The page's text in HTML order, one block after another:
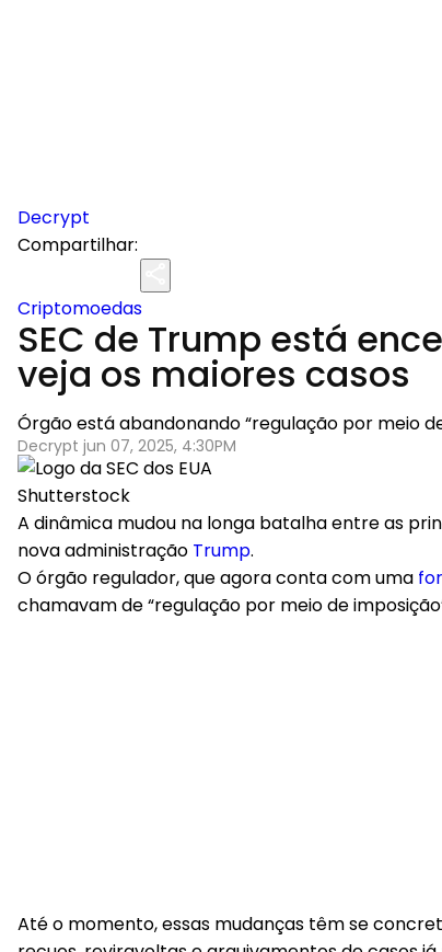
Decrypt
Compartilhar:
Criptomoedas
SEC de Trump está
veja os maiores casos
Órgão está abandonando “regulação por meio
Decrypt jun 07, 2025, 4:30PM
Shutterstock
A dinâmica mudou na longa batalha entre as
nova administração Trump.
O órgão regulador, que agora conta com uma
chamavam de “regulação por meio de
Até o momento, essas mudanças têm se